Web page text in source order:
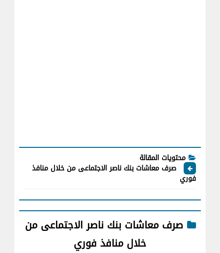
محتويات المقالة
صرف معاشات بنك ناصر الاجتماعى من خلال منافذ
فوري
صرف معاشات بنك ناصر الاجتماعى من
خلال منافذ فوري